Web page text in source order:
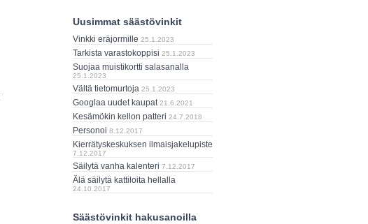
Uusimmat säästövinkit
Vinkki eräjormille 25.1.2023
Tarkista varastokoppisi 25.1.2023
Suojaa muistikortti salasanalla
25.1.2023
Vältä tietomurtoja 25.1.2023
Googlaa uudet kaupat 21.6.2021
Kesämökin kellon patteri 24.7.2018
Personoi 8.12.2017
Kierrätyskeskuksen ilmaisjakelupiste
7.12.2017
Säilytä vanha kalenteri 7.12.2017
Älä säilytä kattiloita hellalla
24.10.2017
Säästövinkit hakusanoilla